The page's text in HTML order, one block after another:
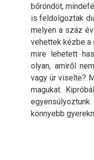
bőröndöt,
is feldolgoztak
melyen a száz
vehettek kézbe a
mire lehetett
olyan, amiről
vagy úr viselte?
magukat.
könnyebb